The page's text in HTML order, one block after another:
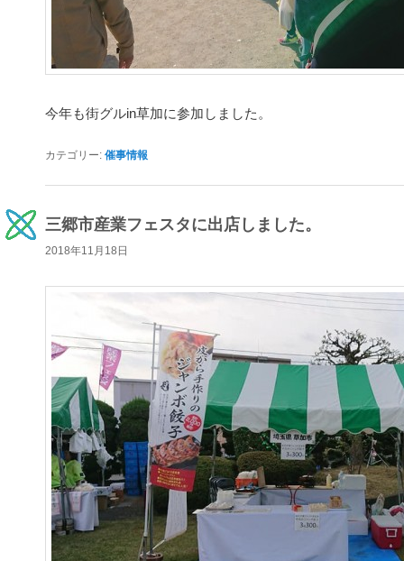
今年も街グルin草加に参加しました。
カテゴリー: 催事情報
三郷市産業フェスタに出店しました。
2018年11月18日